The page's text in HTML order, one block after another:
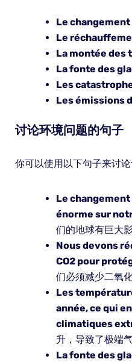
Le
Le
La montée des
La fonte des
Les
Les émissions
讨论环境问题的句子
你可以使用以下句子来讨
Le
énorme sur
们的地球有巨大影
Nous devons
CO2 pour
们必须减少二氧
Les
année, ce qui
climatiques
升，导致了极端
La fonte des